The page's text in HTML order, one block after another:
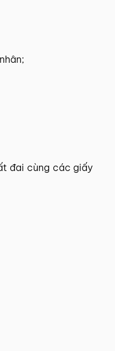
đai cùng các giấy